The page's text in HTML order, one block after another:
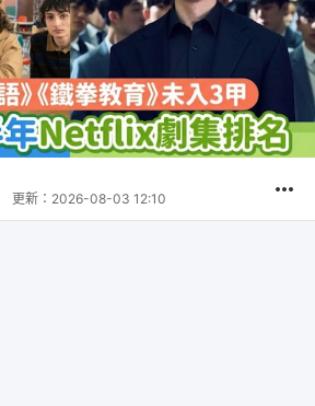
更新： 2026-08-03 12:10